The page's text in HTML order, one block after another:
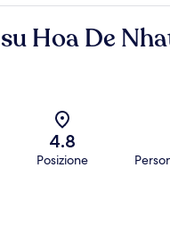
Hoa De
4.8
Posizione